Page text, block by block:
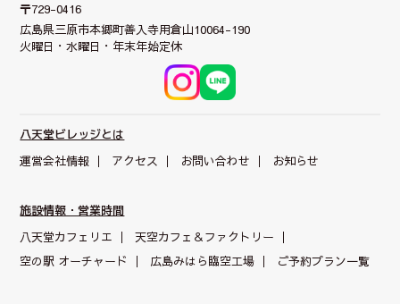
〒729-0416
広島県三原市本郷町善入寺用倉山10064-190
火曜日・水曜日・年末年始定休
八天堂ビレッジとは
運営会社情報
アクセス お問い合わせ お知らせ
施設情報・営業時間
八天堂カフェリエ
天空カフェ＆ファクトリー
空の駅 オーチャード
広島みはら臨空工場 ご予約プラン一覧